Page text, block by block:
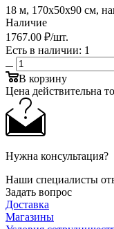
18 м, 170х50х90 см,
Наличие
1767.00 ₽/шт.
Есть в наличии: 1
В корзину
Цена действительна
Нужна консультация?
Наши специалисты
Задать вопрос
Доставка
Магазины